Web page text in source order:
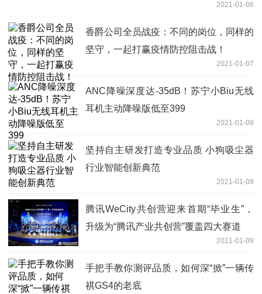
2021-01-06
香爵公司全员战疫：不同的岗位，同样的
坚守，一起打赢疫情防控阻击战！
2021-01-07
ANC降噪深度达-35dB！苏宁小Biu无线
耳机主动降噪版低至399
2021-01-09
坚持自主研发打造专业品质 小狗吸尘器
行业智能创新典范
2021-01-09
腾讯WeCity共创营迎来首期“毕业生”，
升级为“腾讯产业共创营”覆盖四大赛道
2021-01-09
手把手教你测评品质，如何深“掀”一辆传
祺GS4的老底